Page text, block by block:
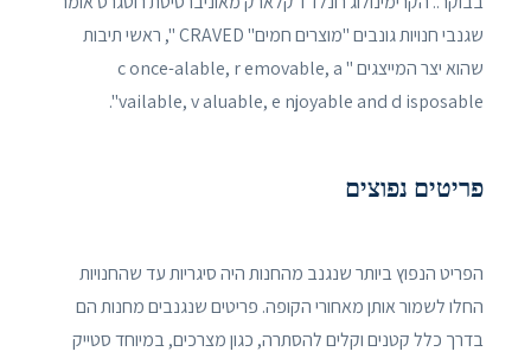
שגנבי חנויות גונבים "מוצרים חמים" CRAVED ", ראשי תיבות
שהוא יצר המייצגים " c once-alable, r emovable, a
vailable, v aluable, e njoyable and d isposable".
פריטים נפוצים
הפריט הנפוץ ביותר שנגנב מהחנות היה סיגריות עד שהחנויות
החלו לשמור אותן מאחורי הקופה. פריטים שנגנבים מחנות הם
בדרך כלל קטנים וקלים להסתרה, כגון מצרכים, במיוחד סטייק